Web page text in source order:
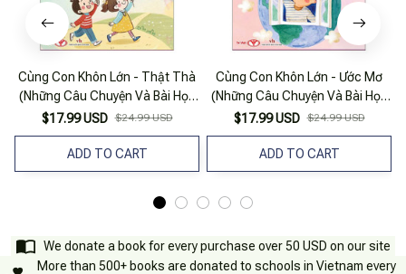
Cùng Con Khôn Lớn - Thật Thà
(Những Câu Chuyện Và Bài Học
Hay Ươm Mầm Tính Cách Cho
Trẻ)
$17.99 USD $24.99 USD
ADD TO CART
Cùng Con Khôn Lớn - Ước Mơ
(Những Câu Chuyện Và Bài Học
Hay Ươm Mầm Tính Cách Cho
Trẻ)
$17.99 USD $24.99 USD
ADD TO CART
We donate a book for every purchase over 50 USD on our site
More than 500+ books are donated to schools in Vietnam every